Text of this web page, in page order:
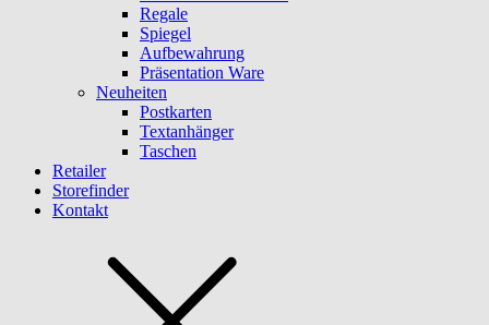
Regale
Spiegel
Aufbewahrung
Präsentation Ware
Neuheiten
Postkarten
Textanhänger
Taschen
Retailer
Storefinder
Kontakt